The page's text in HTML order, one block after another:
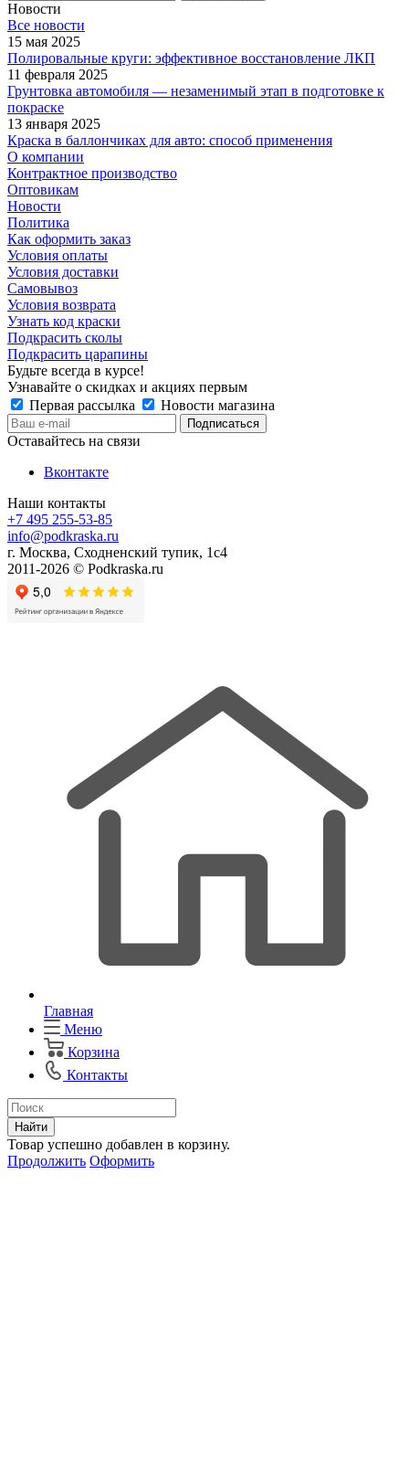
Новости
Все новости
15 мая 2025
Полировальные круги: эффективное восстановление ЛКП
11 февраля 2025
Грунтовка автомобиля — незаменимый этап в подготовке к
покраске
13 января 2025
Краска в баллончиках для авто: способ применения
О компании
Контрактное производство
Оптовикам
Новости
Политика
Как оформить заказ
Условия оплаты
Условия доставки
Самовывоз
Условия возврата
Узнать код краски
Подкрасить сколы
Подкрасить царапины
Будьте всегда в курсе!
Узнавайте о скидках и акциях первым
Первая рассылка
Новости магазина
Оставайтесь на связи
Вконтакте
Наши контакты
+7 495 255-53-85
info@podkraska.ru
г. Москва, Сходненский тупик, 1с4
2011-2026 © Podkraska.ru
Главная
Меню
Корзина
Контакты
Найти
Товар успешно добавлен в корзину.
Продолжить Оформить